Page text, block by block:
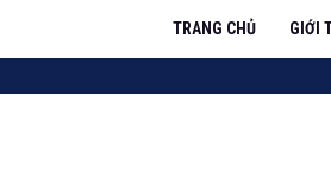
TRANG CHỦ GIỚI